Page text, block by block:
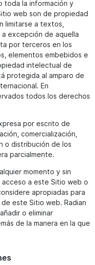
toda la información y
web son de propiedad
limitarse a textos,
a excepción de aquella
por terceros en los
elementos embebidos e
intelectual de
protegida al amparo de
En
todos los derechos
por escrito de
comercialización,
o distribución de los
parcialmente.
momento y sin
a este Sitio web o
apropiadas para
este Sitio web. Radian
o eliminar
de la manera en la que